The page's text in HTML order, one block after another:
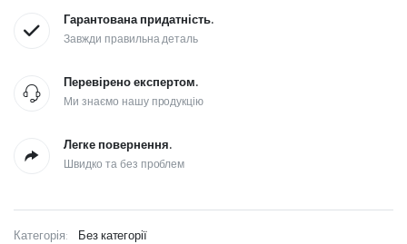
Гарантована придатність.
Завжди правильна деталь
Перевірено експертом.
Ми знаємо нашу продукцію
Легке повернення.
Швидко та без проблем
Категорія: Без категорії